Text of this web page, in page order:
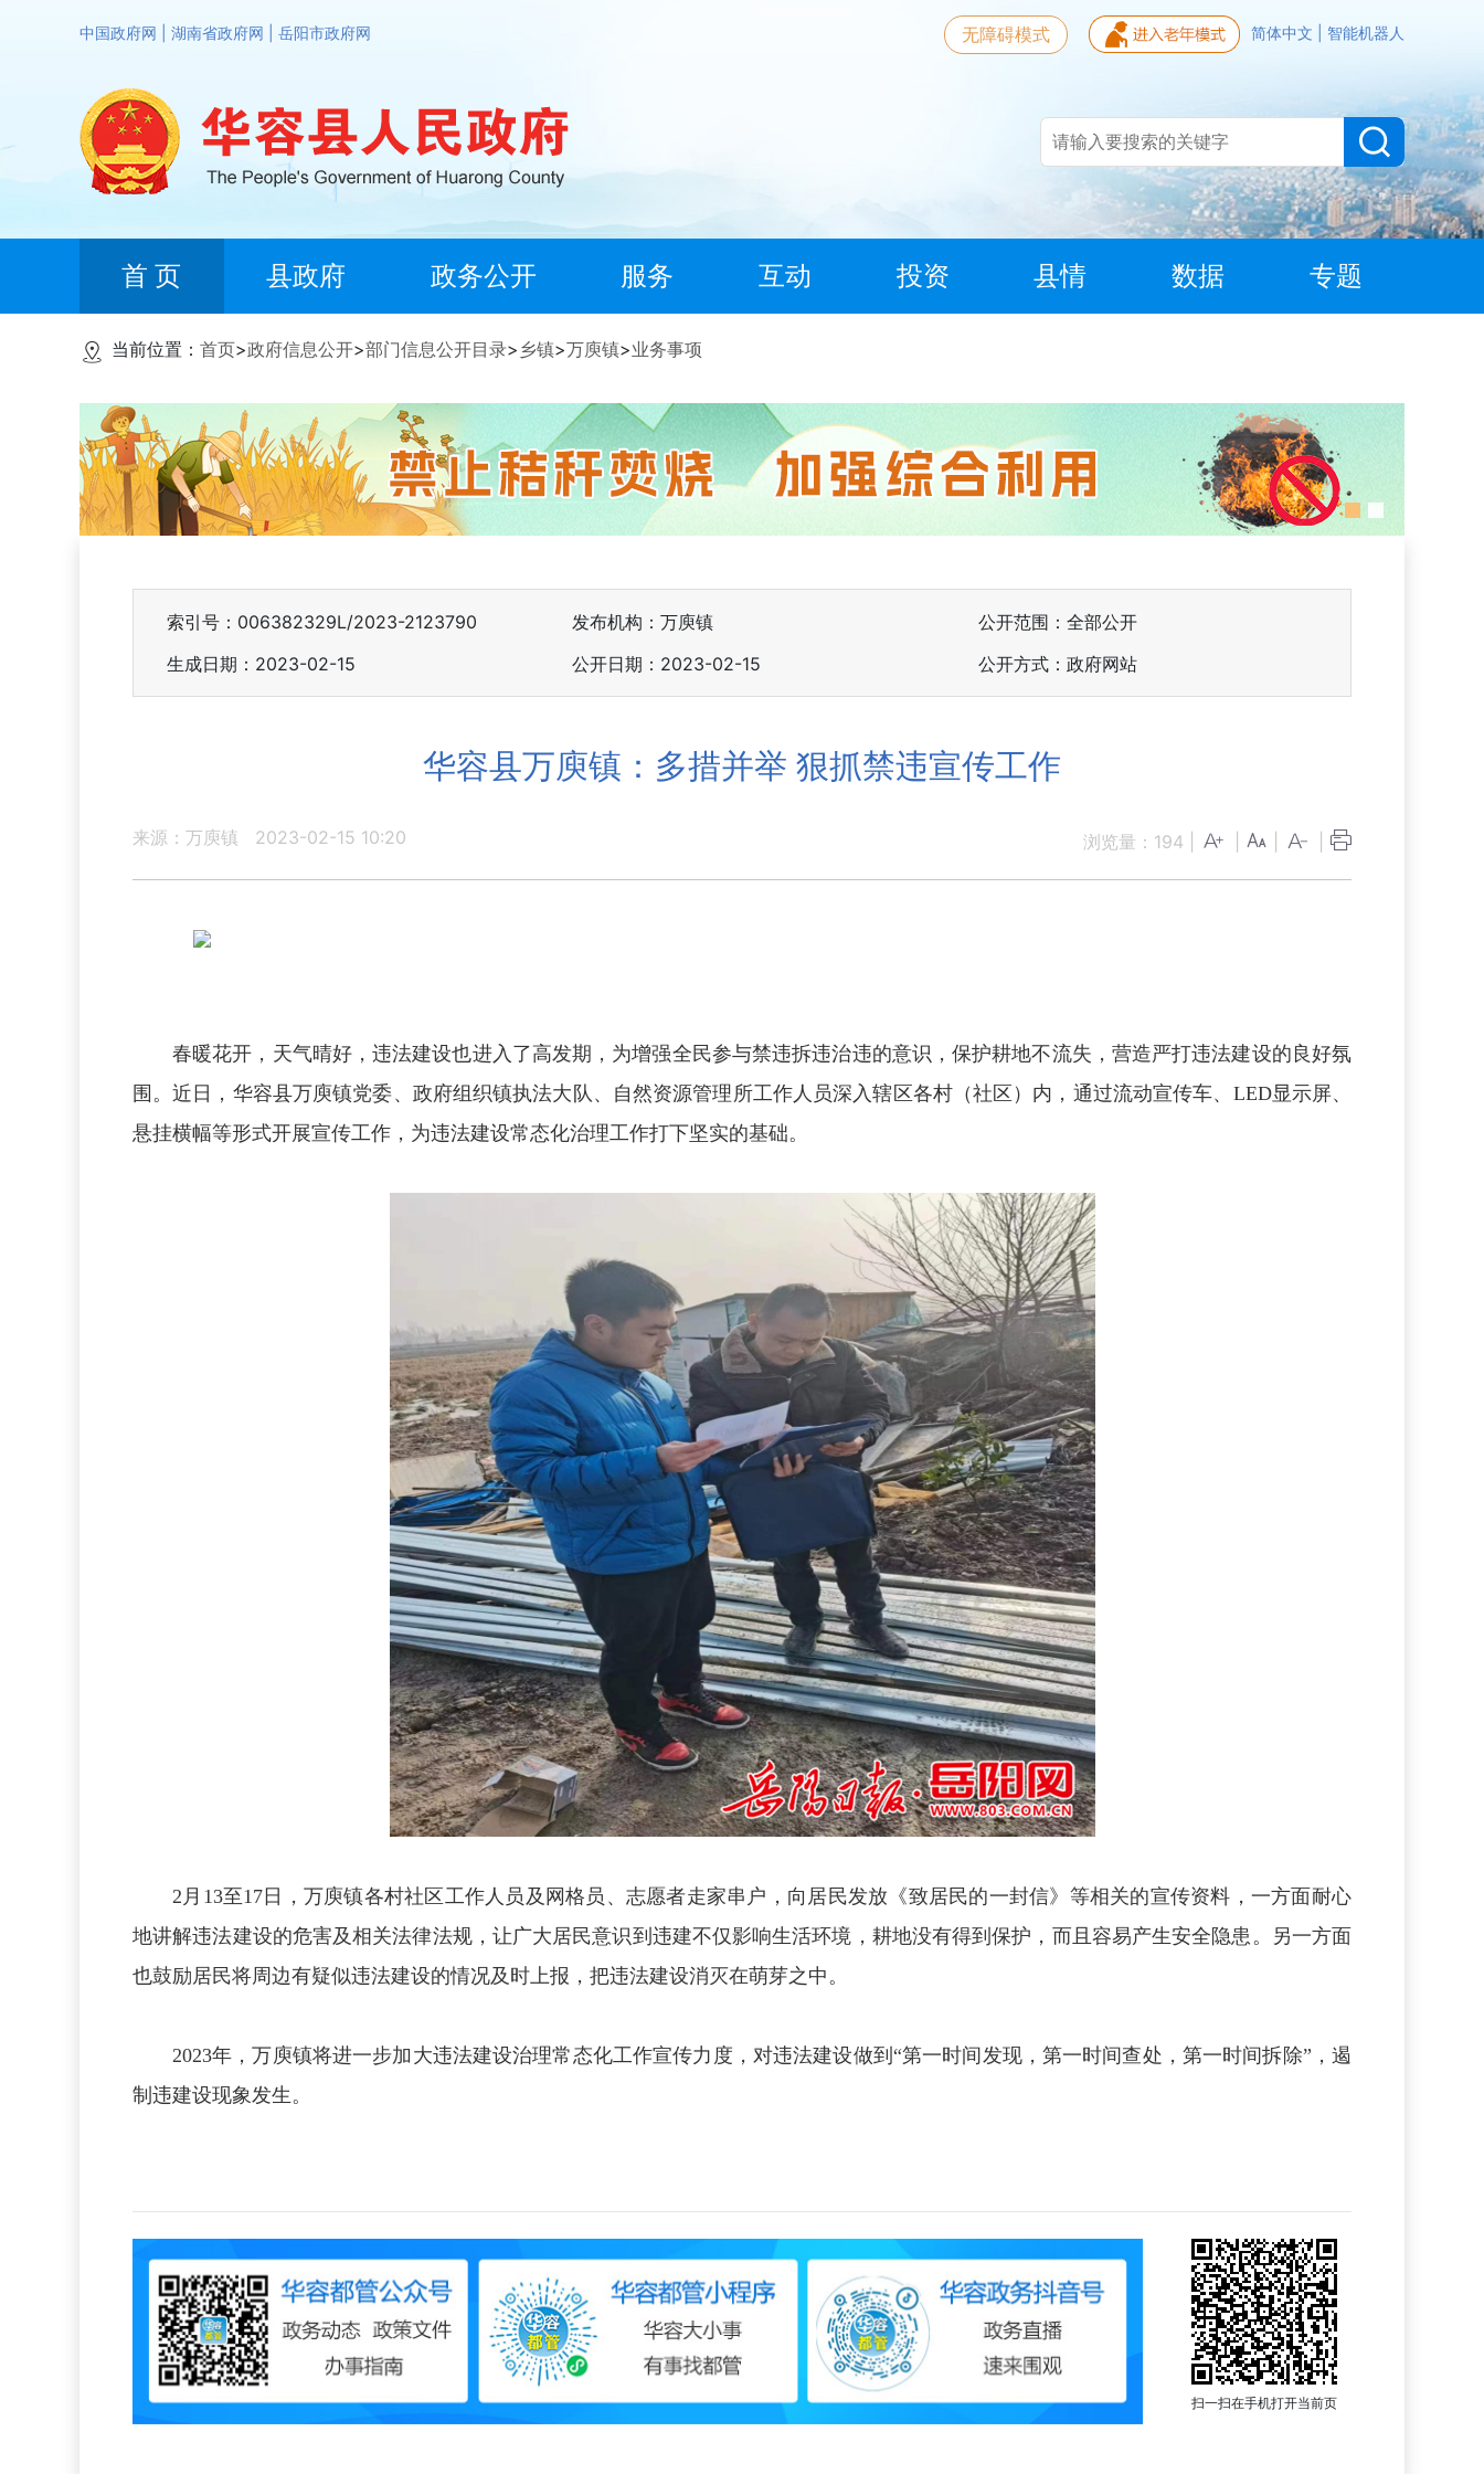
中国政府网 湖南省政府网 岳阳市政府网 简体中文 智能机器人
无障碍模式
首 页 县政府 政务公开 服务 互动 投资 县情 数据 专题
当前位置： 首页>政府信息公开>部门信息公开目录> 乡镇>万庾镇>业务事项
索引号：006382329L/2023-2123790 发布机构：万庾镇
公开范围：全部公开
生成日期：2023-02-15
公开日期：2023-02-15 公开方式：政府网站
华容县万庾镇：多措并举 狠抓禁违宣传工作
来源：万庾镇 2023-02-15 10:20 浏览量： 194
春暖花开，天气晴好，违法建设也进入了高发期，为增强全民参与禁违拆违治违的意识，保护耕地不流失，营造严打违法建设的良好氛
围。近日，华容县万庾镇党委、政府组织镇执法大队、自然资源管理所工作人员深入辖区各村（社区）内，通过流动宣传车、LED显示屏、
悬挂横幅等形式开展宣传工作，为违法建设常态化治理工作打下坚实的基础。
2月13至17日，万庾镇各村社区工作人员及网格员、志愿者走家串户，向居民发放《致居民的一封信》等相关的宣传资料，一方面耐心
地讲解违法建设的危害及相关法律法规，让广大居民意识到违建不仅影响生活环境，耕地没有得到保护，而且容易产生安全隐患。另一方面
也鼓励居民将周边有疑似违法建设的情况及时上报，把违法建设消灭在萌芽之中。
2023年，万庾镇将进一步加大违法建设治理常态化工作宣传力度，对违法建设做到“第一时间发现，第一时间查处，第一时间拆除”，遏
制违建设现象发生。
扫一扫在手机打开当前页